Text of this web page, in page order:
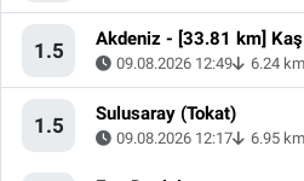
1.5 Akdeniz - [33.81 km]
09.08.2026 12:49 6.24 km
1.5 Sulusaray (Tokat)
09.08.2026 12:17 6.95 km